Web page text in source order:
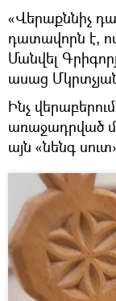
«Վերաքննիչ
դատավորն է,
Մանվել
ասաց
Ինչ
առաջադրված
այն «նենգ